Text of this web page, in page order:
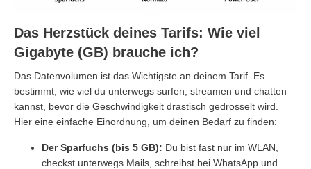
Das Herzstück deines Tarifs: Wie viel
Gigabyte (GB) brauche ich?
Das Datenvolumen ist das Wichtigste an deinem Tarif. Es
bestimmt, wie viel du unterwegs surfen, streamen und chatten
kannst, bevor die Geschwindigkeit drastisch gedrosselt wird.
Hier eine einfache Einordnung, um deinen Bedarf zu finden:
Der Sparfuchs (bis 5 GB): Du bist fast nur im WLAN,
checkst unterwegs Mails, schreibst bei WhatsApp und